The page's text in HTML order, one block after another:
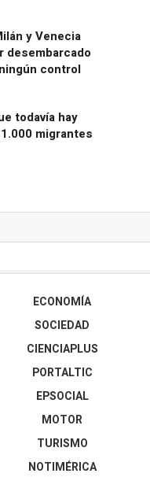
y Venecia
desembarcado
control
todavía hay
migrantes
ECONOMÍA
SOCIEDAD
CIENCIAPLUS
PORTALTIC
EPSOCIAL
MOTOR
TURISMO
NOTIMÉRICA